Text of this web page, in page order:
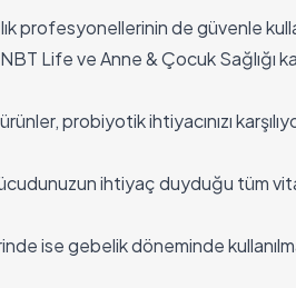
profesyonellerinin de güvenle
Life ve Anne & Çocuk Sağlığı
probiyotik ihtiyacınızı
ihtiyaç duyduğu tüm
ise gebelik döneminde